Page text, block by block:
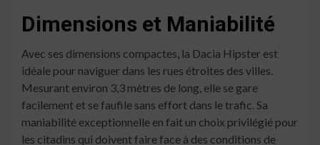
Dimensions et Maniabilité
Avec ses dimensions compactes, la Dacia Hipster est
idéale pour naviguer dans les rues étroites des villes.
Mesurant environ 3,3 mètres de long, elle se gare
facilement et se faufile sans effort dans le trafic. Sa
maniabilité exceptionnelle en fait un choix privilégié pour
les citadins qui doivent faire face à des conditions de